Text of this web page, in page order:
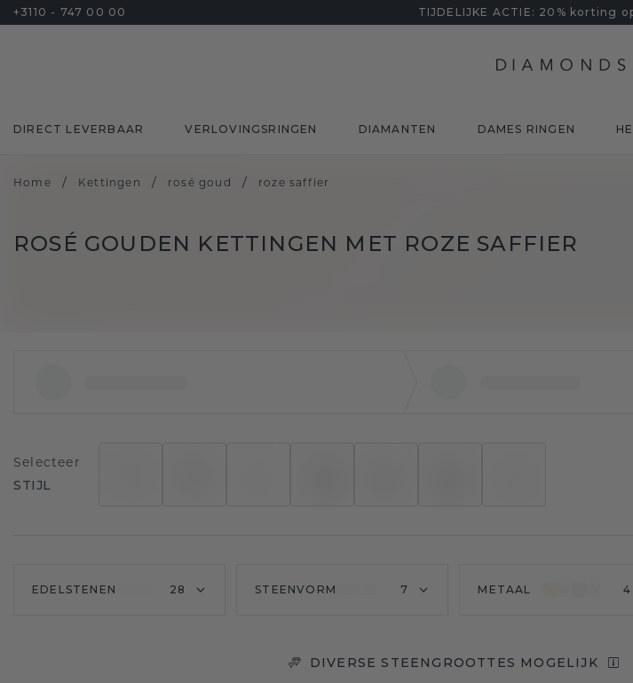
+3110 - 747 00 00 TIJDELIJKE ACTIE: 20% korting
DIRECT LEVERBAAR VERLOVINGSRINGEN DIAMANTEN DAMES RINGEN
Home / Kettingen / rosé goud / roze saffier
ROSÉ GOUDEN KETTINGEN MET ROZE SAFFIER
Selecteer
STIJL
EDELSTENEN 28 STEENVORM 7 METAAL 4
DIVERSE STEENGROOTTES MOGELIJK